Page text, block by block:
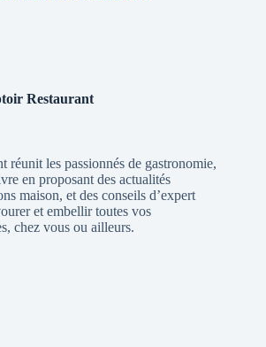
Restaurant
réunit les passionnés de gastronomie,
en proposant des actualités
maison, et des conseils d’expert
et embellir toutes vos
chez vous ou ailleurs.